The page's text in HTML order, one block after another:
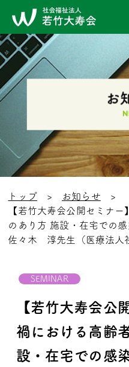
お
トップ
お知らせ
【若竹大寿会公開セミナ
のあり方 施設・在宅での
佐々木 淳先生（医療法人
SEMINAR
【若竹大寿会公
禍における高齢
設・在宅での感